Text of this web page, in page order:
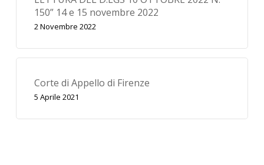
150” 14 e 15 novembre 2022
2 Novembre 2022
Corte di Appello di Firenze
5 Aprile 2021